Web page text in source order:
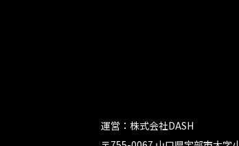
運営：株式会社DASH